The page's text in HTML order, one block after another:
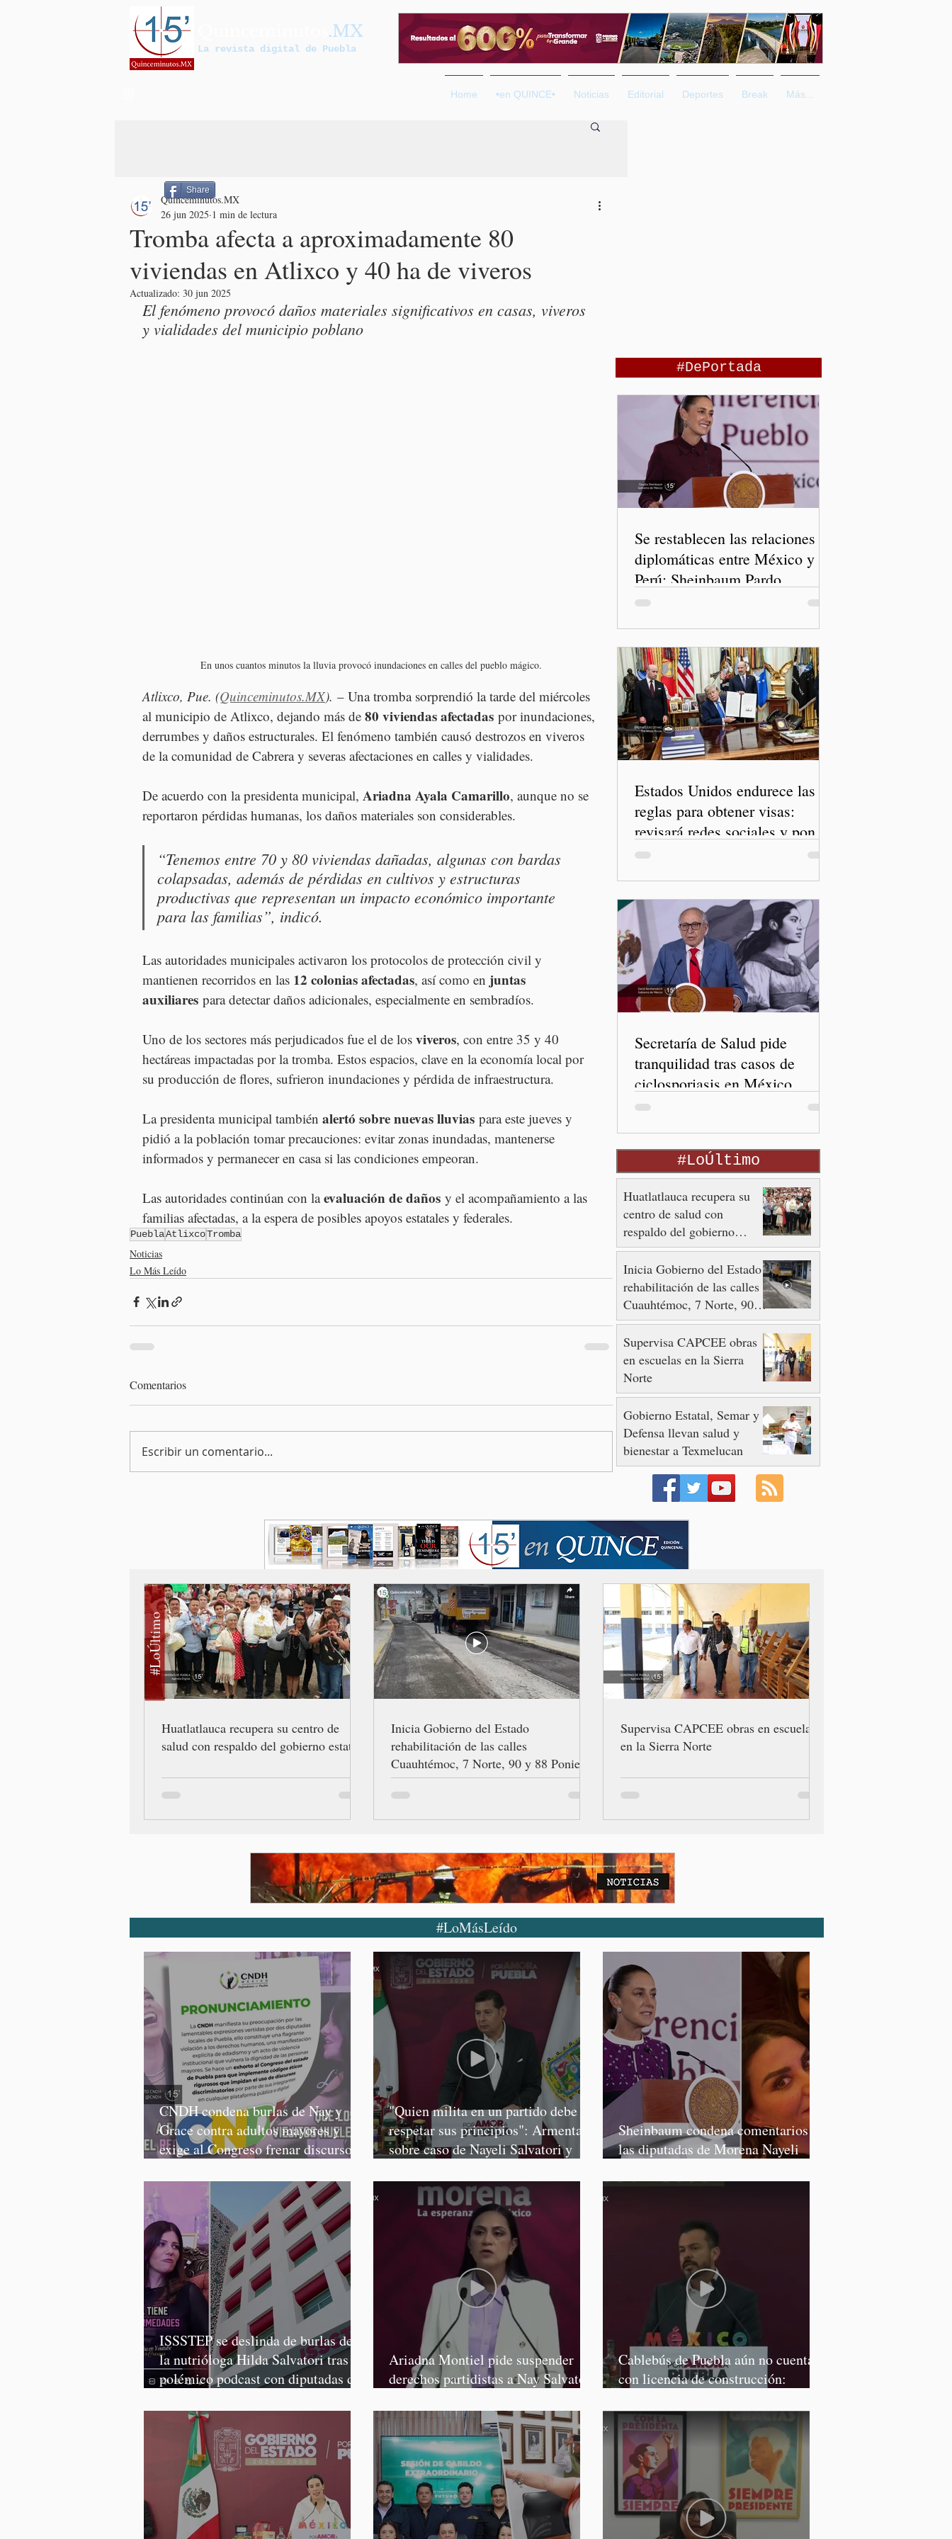
.MX
La revista digital de Puebla
Home •en QUINCE• Noticias Editorial Deportes Break Más...
Tromba afecta a aproximadamente 80
viviendas en Atlixco y 40 ha de viveros
Quinceminutos.MX
26 jun 2025 1 min de lectura
Actualizado: 30 jun 2025
El fenómeno provocó daños materiales significativos en casas, viveros
y vialidades del municipio poblano
En unos cuantos minutos la lluvia provocó inundaciones en calles del pueblo mágico.
Atlixco, Pue. (Quinceminutos.MX). – Una tromba sorprendió la tarde del miércoles
al municipio de Atlixco, dejando más de 80 viviendas afectadas por inundaciones,
derrumbes y daños estructurales. El fenómeno también causó destrozos en viveros
de la comunidad de Cabrera y severas afectaciones en calles y vialidades.
De acuerdo con la presidenta municipal, Ariadna Ayala Camarillo, aunque no se
reportaron pérdidas humanas, los daños materiales son considerables.
“Tenemos entre 70 y 80 viviendas dañadas, algunas con bardas
colapsadas, además de pérdidas en cultivos y estructuras
productivas que representan un impacto económico importante
para las familias”, indicó.
Las autoridades municipales activaron los protocolos de protección civil y
mantienen recorridos en las 12 colonias afectadas, así como en juntas
auxiliares para detectar daños adicionales, especialmente en sembradíos.
Uno de los sectores más perjudicados fue el de los viveros, con entre 35 y 40
hectáreas impactadas por la tromba. Estos espacios, clave en la economía local por
su producción de flores, sufrieron inundaciones y pérdida de infraestructura.
La presidenta municipal también alertó sobre nuevas lluvias para este jueves y
pidió a la población tomar precauciones: evitar zonas inundadas, mantenerse
informados y permanecer en casa si las condiciones empeoran.
Las autoridades continúan con la evaluación de daños y el acompañamiento a las
familias afectadas, a la espera de posibles apoyos estatales y federales.
PueblaAtlixcoTromba
Noticias
Lo Más Leído
Comentarios
Escribir un comentario...
Share
#DePortada
Se restablecen las relaciones
diplomáticas entre México y
Perú: Sheinbaum Pardo
Estados Unidos endurece las
reglas para obtener visas:
revisará redes sociales y pone
freno al Turismo de Nacimiento
Secretaría de Salud pide
tranquilidad tras casos de
ciclosporiasis en México
#LoÚltimo
Huatlatlauca recupera su
centro de salud con
respaldo del gobierno
estatal
Inicia Gobierno del Estado
rehabilitación de las calles
Cuauhtémoc, 7 Norte, 90 y
88 Poniente
Supervisa CAPCEE obras
en escuelas en la Sierra
Norte
Gobierno Estatal, Semar y
Defensa llevan salud y
bienestar a Texmelucan
Huatlatlauca recupera su centro de
salud con respaldo del gobierno estatal
Inicia Gobierno del Estado
rehabilitación de las calles
Cuauhtémoc, 7 Norte, 90 y 88 Poniente
Supervisa CAPCEE obras en escuelas
en la Sierra Norte
#LoÚltimo
#LoMásLeído
CNDH condena burlas de Nay y
Grace contra adultos mayores y
exige al Congreso frenar discursos
"Quien milita en un partido debe
respetar sus principios": Armenta,
sobre caso de Nayeli Salvatori y
Sheinbaum condena comentarios de
las diputadas de Morena Nayeli
ISSSTEP se deslinda de burlas de
la nutrióloga Hilda Salvatori tras
polémico podcast con diputadas de
Ariadna Montiel pide suspender
derechos partidistas a Nay Salvatori
Cablebús de Puebla aún no cuenta
con licencia de construcción: